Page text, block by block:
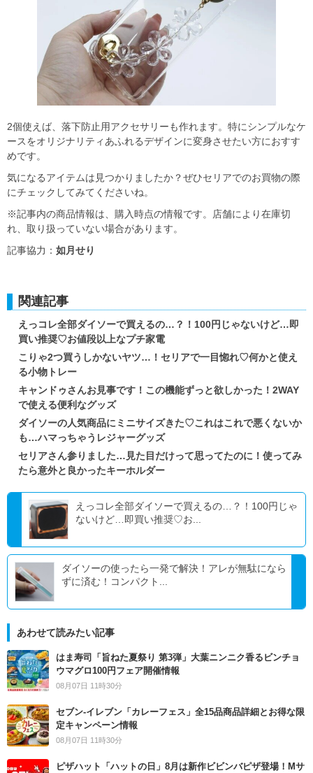
2個使えば、落下防止用アクセサリーも作れます。特にシンプルなケ
ースをオリジナリティあふれるデザインに変身させたい方におすす
めです。
気になるアイテムは見つかりましたか？ぜひセリアでのお買物の際
にチェックしてみてくださいね。
※記事内の商品情報は、購入時点の情報です。店舗により在庫切
れ、取り扱っていない場合があります。
記事協力： 如月せり
関連記事
えっコレ全部ダイソーで買えるの…？！100円じゃないけど…即
買い推奨♡お値段以上なプチ家電
こりゃ2つ買うしかないヤツ…！セリアで一目惚れ♡何かと使え
る小物トレー
キャンドゥさんお見事です！この機能ずっと欲しかった！2WAY
で使える便利なグッズ
ダイソーの人気商品にミニサイズきた♡これはこれで悪くないか
も…ハマっちゃうレジャーグッズ
セリアさん参りました…見た目だけって思ってたのに！使ってみ
たら意外と良かったキーホルダー
えっコレ全部ダイソーで買えるの…？！100円じゃ
ないけど…即買い推奨♡お...
ダイソーの使ったら一発で解決！アレが無駄になら
ずに済む！コンパクト...
あわせて読みたい記事
はま寿司「旨ねた夏祭り 第3弾」大葉ニンニク香るビンチョ
ウマグロ100円フェア開催情報
08月07日 11時30分
セブン‐イレブン「カレーフェス」全15品商品詳細とお得な限
定キャンペーン情報
08月07日 11時30分
ピザハット「ハットの日」8月は新作ビビンバピザ登場！Mサ